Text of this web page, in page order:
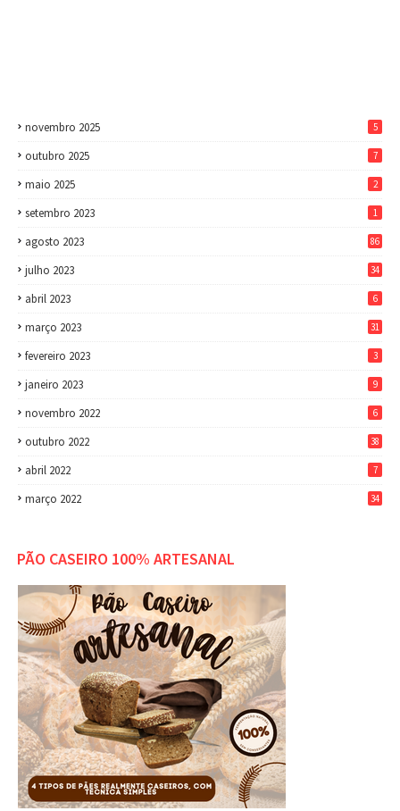
novembro 2025 5
outubro 2025 7
maio 2025 2
setembro 2023 1
agosto 2023 86
julho 2023 34
abril 2023 6
março 2023 31
fevereiro 2023 3
janeiro 2023 9
novembro 2022 6
outubro 2022 38
abril 2022 7
março 2022 34
PÃO CASEIRO 100% ARTESANAL